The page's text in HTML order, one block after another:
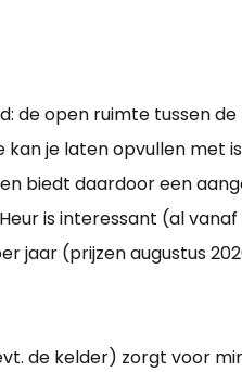
de open ruimte tussen
je laten opvullen met
biedt daardoor een
is interessant (al
jaar (prijzen augustus
de kelder) zorgt voor